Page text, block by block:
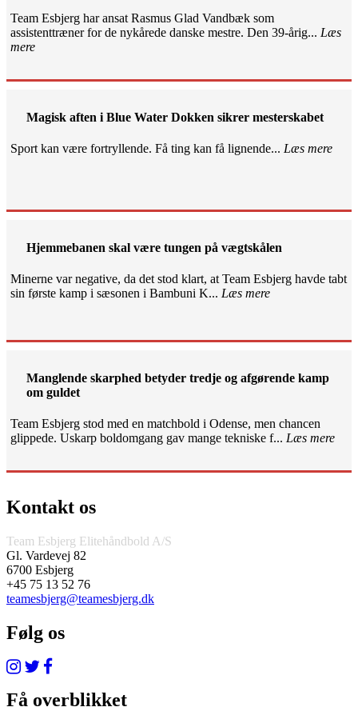
Team Esbjerg har ansat Rasmus Glad Vandbæk som
assistenttræner for de nykårede danske mestre. Den 39-årig... Læs
mere
Magisk aften i Blue Water Dokken sikrer mesterskabet
Sport kan være fortryllende. Få ting kan få lignende... Læs mere
Hjemmebanen skal være tungen på vægtskålen
Minerne var negative, da det stod klart, at Team Esbjerg havde tabt
sin første kamp i sæsonen i Bambuni K... Læs mere
Manglende skarphed betyder tredje og afgørende kamp
om guldet
Team Esbjerg stod med en matchbold i Odense, men chancen
glippede. Uskarp boldomgang gav mange tekniske f... Læs mere
Kontakt os
Team Esbjerg Elitehåndbold A/S
Gl. Vardevej 82
6700 Esbjerg
+45 75 13 52 76
teamesbjerg@teamesbjerg.dk
Følg os
Få overblikket